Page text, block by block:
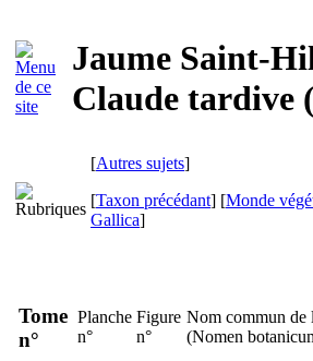
Jaume Saint-
Claude tardive
[Autres sujets]
[Taxon précédant] [Monde
Gallica]
Tome
n°
Planche
n°
Figure
n°
Nom commun de
(Nomen